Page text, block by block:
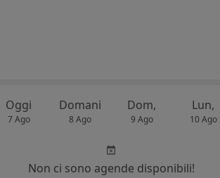
Oggi
7 Ago
Domani
8 Ago
Dom,
9 Ago
Lun,
10 Ago
Non ci sono agende disponibili!